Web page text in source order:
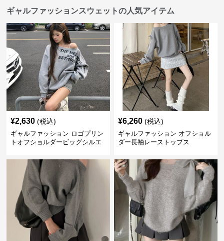
ギャルファッションスウェットの人気アイテム
¥2,630 (税込)
ギャルファッション ロゴプリン
トオフショルダービッグシルエ
¥6,260 (税込)
ギャルファッション オフショル
ダー長袖レーストップス